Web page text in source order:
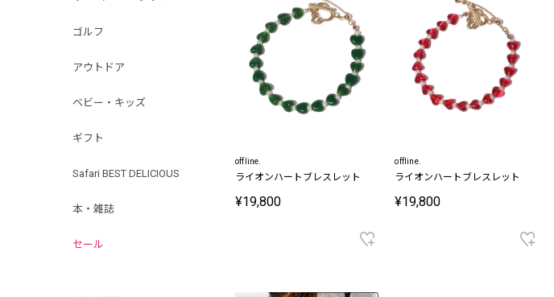
ゴルフ
アウトドア
ベビー・キッズ
ギフト
Safari BEST DELICIOUS
本・雑誌
セール
offline.
ライオンハートブレスレット
¥19,800
offline.
ライオンハートブレスレット
¥19,800